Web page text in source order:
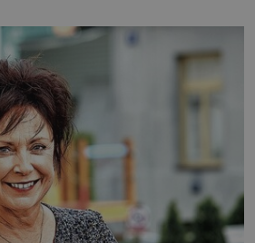
byla jiná doba, když